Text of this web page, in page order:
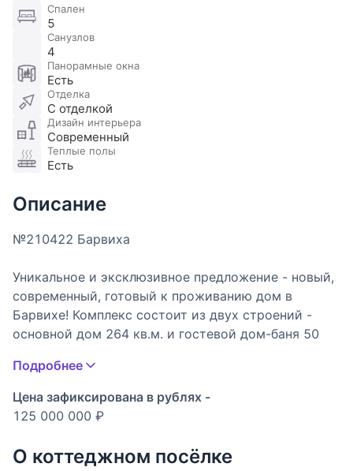
Спален
5
Санузлов
4
Панорамные окна
Есть
Отделка
С отделкой
Дизайн интерьера
Современный
Теплые полы
Есть
Описание
№210422 Барвиха
Уникальное и эксклюзивное предложение - новый,
современный, готовый к проживанию дом в
Барвихе! Комплекс состоит из двух строений -
основной дом 264 кв.м. и гостевой дом-баня 50
прямоугольной формы площадью 10 соток в
деревне Рождественно (с.п. Барвиха).
Оригинальный авторский проект. Дом возведен в
энергоэффективные керамоблоки Porotherm
толщиной 440 мм, облицованные японскими
Подробнее
Цена зафиксирована в рублях -
125 000 000 ₽
О коттеджном посёлке